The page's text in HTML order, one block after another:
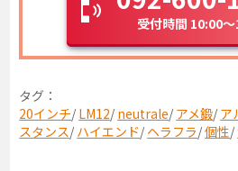
受付時間 10:00
タグ：
20インチ/ LM12/ neutrale/ アメ鍛/ ア
スタンス/ ハイエンド/ ヘラフラ/個性/